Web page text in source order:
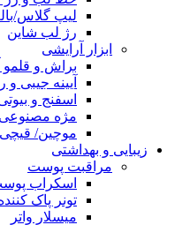
لیپ گلاس/
رژ لب شاین
ابزار آرایشی
براش و قلمو
آیینه جیبی
اسفنج و بیوتی
مژه
موچین/ قیچی/
زیبایی و بهداشتی
مراقبت پوست
اسکراب
تونر پاک
میسلار واتر